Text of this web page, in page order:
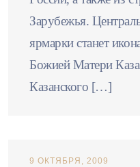
Зарубежья.
ярмарки станет
Божией Матери
Казанского […]
9 ОКТЯБРЯ, 2009